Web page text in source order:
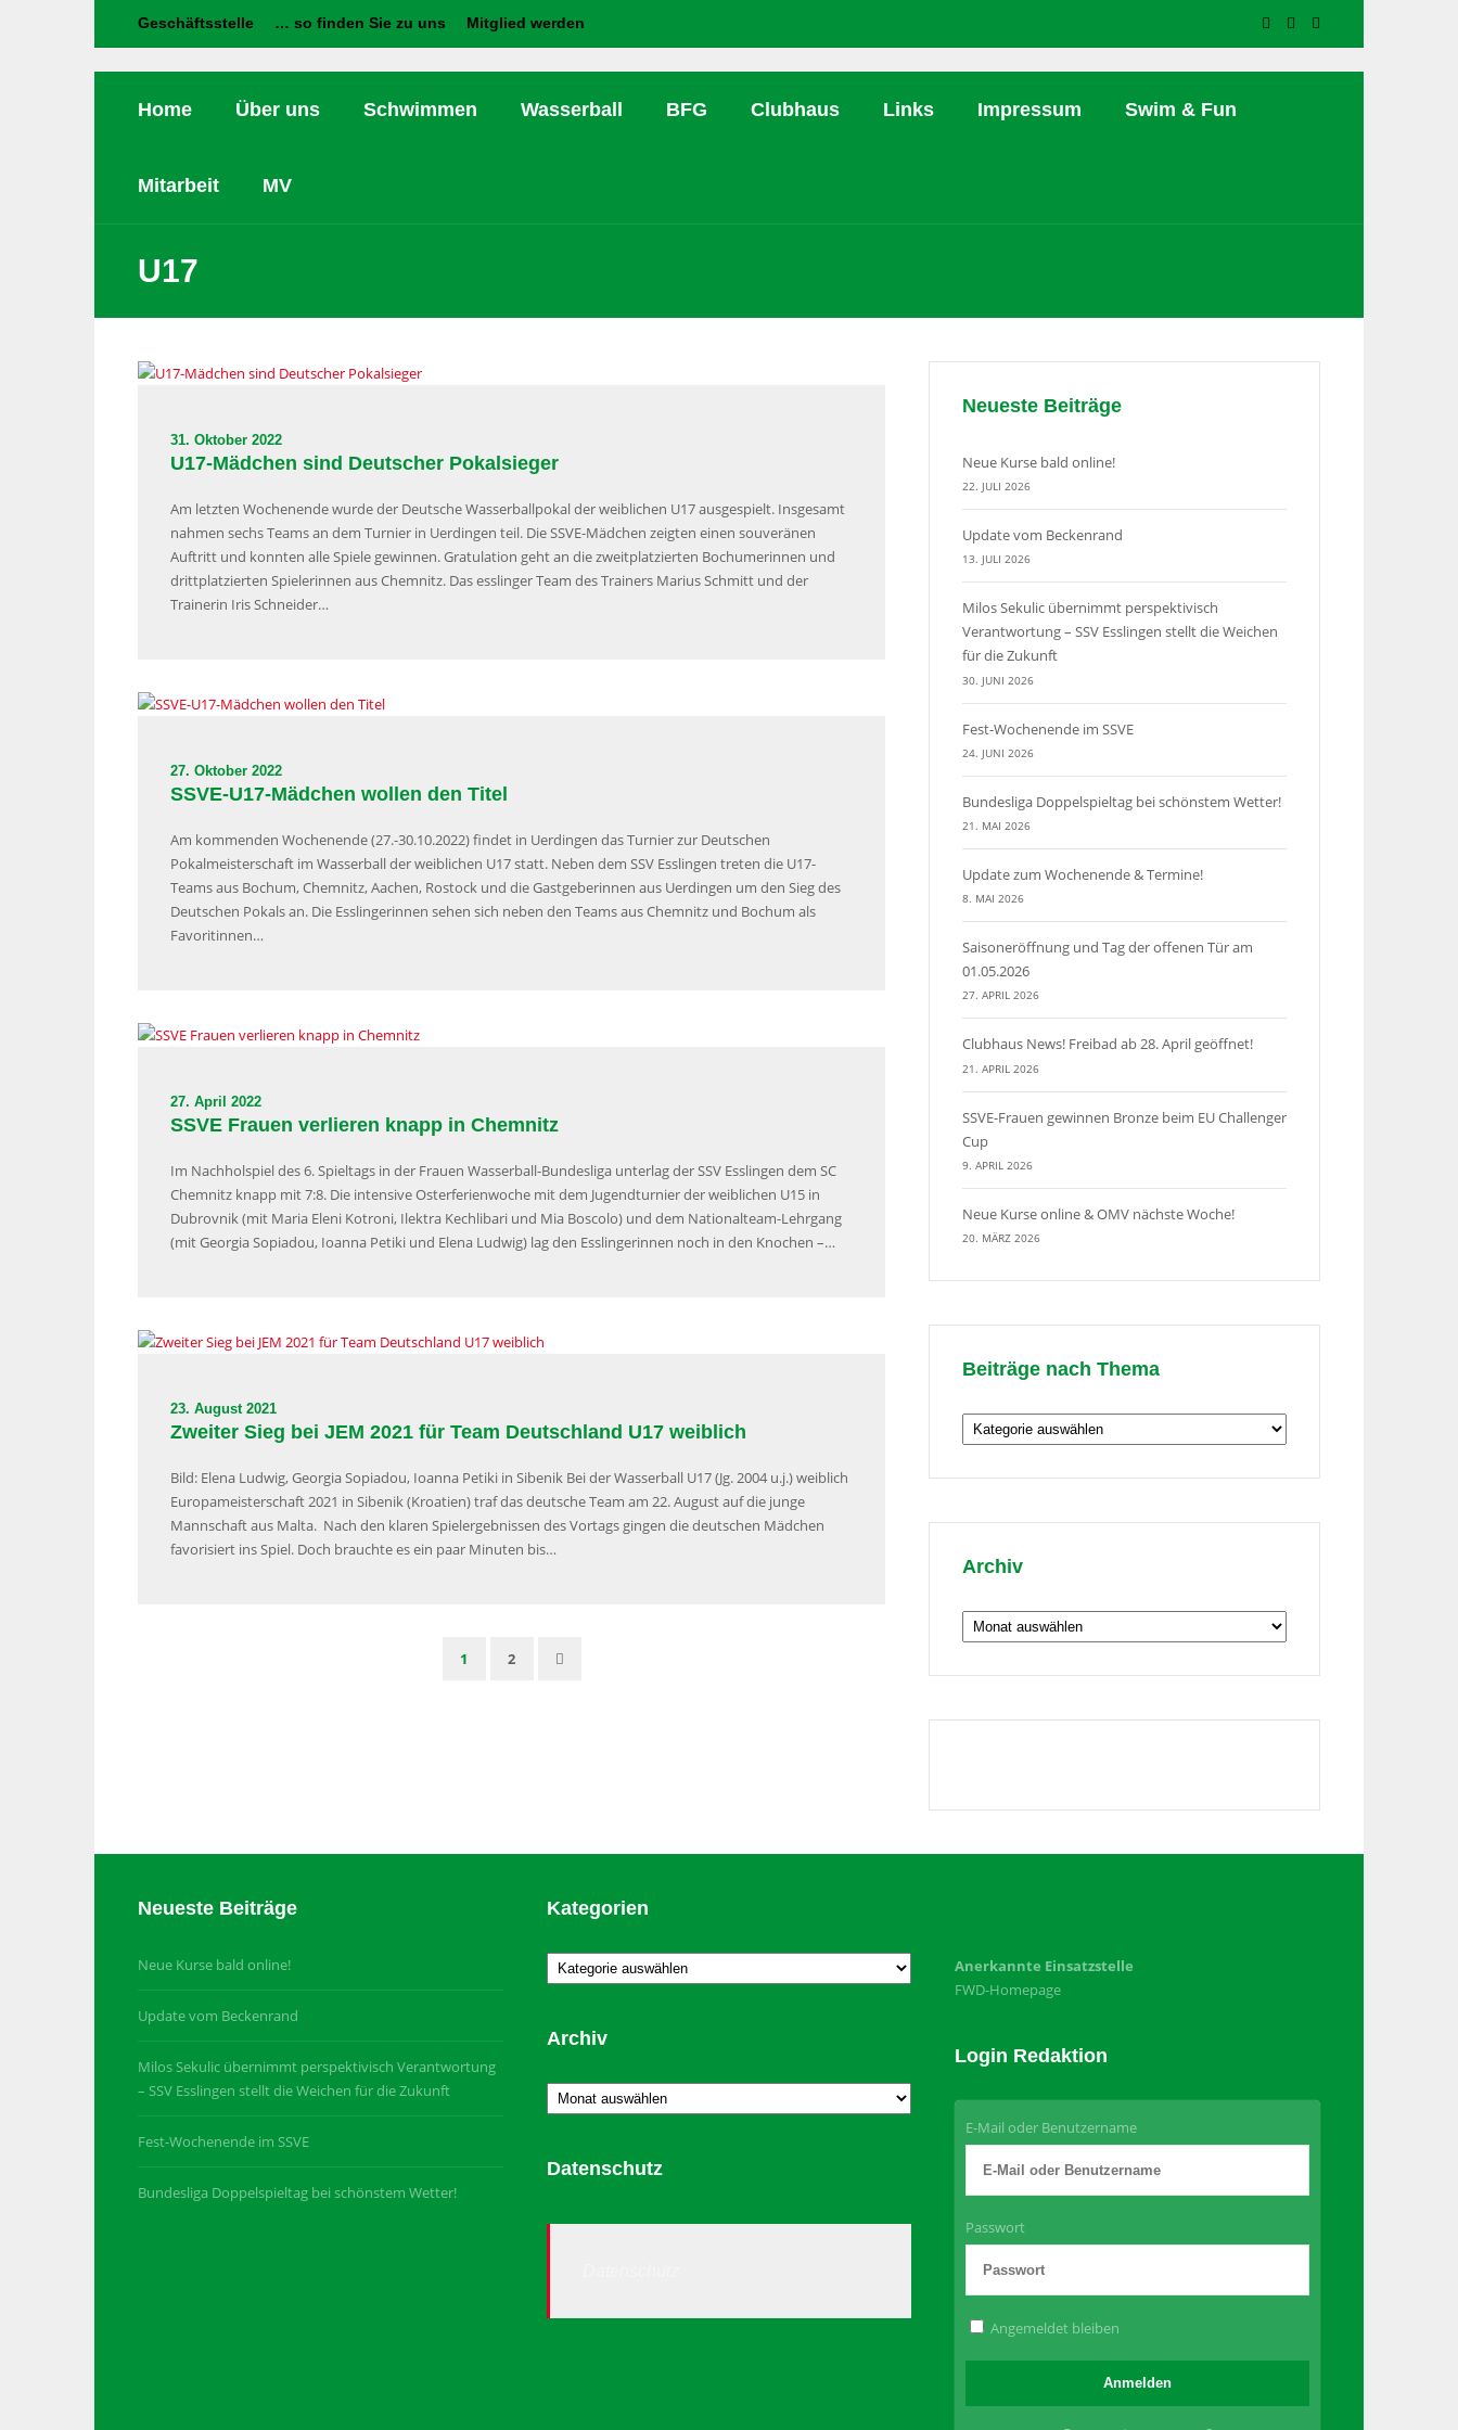
Geschäftsstelle … so finden Sie zu uns Mitglied werden
Home Über uns Schwimmen Wasserball BFG Clubhaus Links Impressum Swim & Fun
Mitarbeit MV
U17
31. Oktober 2022
U17-Mädchen sind Deutscher Pokalsieger
Am letzten Wochenende wurde der Deutsche Wasserballpokal der weiblichen U17 ausgespielt. Insgesamt
nahmen sechs Teams an dem Turnier in Uerdingen teil. Die SSVE-Mädchen zeigten einen souveränen
Auftritt und konnten alle Spiele gewinnen. Gratulation geht an die zweitplatzierten Bochumerinnen und
drittplatzierten Spielerinnen aus Chemnitz. Das esslinger Team des Trainers Marius Schmitt und der
Trainerin Iris Schneider…
27. Oktober 2022
SSVE-U17-Mädchen wollen den Titel
Am kommenden Wochenende (27.-30.10.2022) findet in Uerdingen das Turnier zur Deutschen
Pokalmeisterschaft im Wasserball der weiblichen U17 statt. Neben dem SSV Esslingen treten die U17-
Teams aus Bochum, Chemnitz, Aachen, Rostock und die Gastgeberinnen aus Uerdingen um den Sieg des
Deutschen Pokals an. Die Esslingerinnen sehen sich neben den Teams aus Chemnitz und Bochum als
Favoritinnen…
27. April 2022
SSVE Frauen verlieren knapp in Chemnitz
Im Nachholspiel des 6. Spieltags in der Frauen Wasserball-Bundesliga unterlag der SSV Esslingen dem SC
Chemnitz knapp mit 7:8. Die intensive Osterferienwoche mit dem Jugendturnier der weiblichen U15 in
Dubrovnik (mit Maria Eleni Kotroni, Ilektra Kechlibari und Mia Boscolo) und dem Nationalteam-Lehrgang
(mit Georgia Sopiadou, Ioanna Petiki und Elena Ludwig) lag den Esslingerinnen noch in den Knochen –…
23. August 2021
Zweiter Sieg bei JEM 2021 für Team Deutschland U17 weiblich
Bild: Elena Ludwig, Georgia Sopiadou, Ioanna Petiki in Sibenik Bei der Wasserball U17 (Jg. 2004 u.j.) weiblich
Europameisterschaft 2021 in Sibenik (Kroatien) traf das deutsche Team am 22. August auf die junge
Mannschaft aus Malta. Nach den klaren Spielergebnissen des Vortags gingen die deutschen Mädchen
favorisiert ins Spiel. Doch brauchte es ein paar Minuten bis…
1 2
Neueste Beiträge
Neue Kurse bald online!
22. JULI 2026
Update vom Beckenrand
13. JULI 2026
Milos Sekulic übernimmt perspektivisch
Verantwortung – SSV Esslingen stellt die Weichen
für die Zukunft
30. JUNI 2026
Fest-Wochenende im SSVE
24. JUNI 2026
Bundesliga Doppelspieltag bei schönstem Wetter!
21. MAI 2026
Update zum Wochenende & Termine!
8. MAI 2026
Saisoneröffnung und Tag der offenen Tür am
01.05.2026
27. APRIL 2026
Clubhaus News! Freibad ab 28. April geöffnet!
21. APRIL 2026
SSVE-Frauen gewinnen Bronze beim EU Challenger
Cup
9. APRIL 2026
Neue Kurse online & OMV nächste Woche!
20. MÄRZ 2026
Beiträge nach Thema
Beiträge
nach
Archiv
Archiv
Neueste Beiträge
Neue Kurse bald online!
Update vom Beckenrand
Milos Sekulic übernimmt perspektivisch Verantwortung
– SSV Esslingen stellt die Weichen für die Zukunft
Fest-Wochenende im SSVE
Bundesliga Doppelspieltag bei schönstem Wetter!
Kategorien
Kategorien
Archiv
Archiv
Datenschutz
Anerkannte Einsatzstelle
FWD-Homepage
Login Redaktion
E-Mail oder Benutzername
Passwort
Angemeldet bleiben